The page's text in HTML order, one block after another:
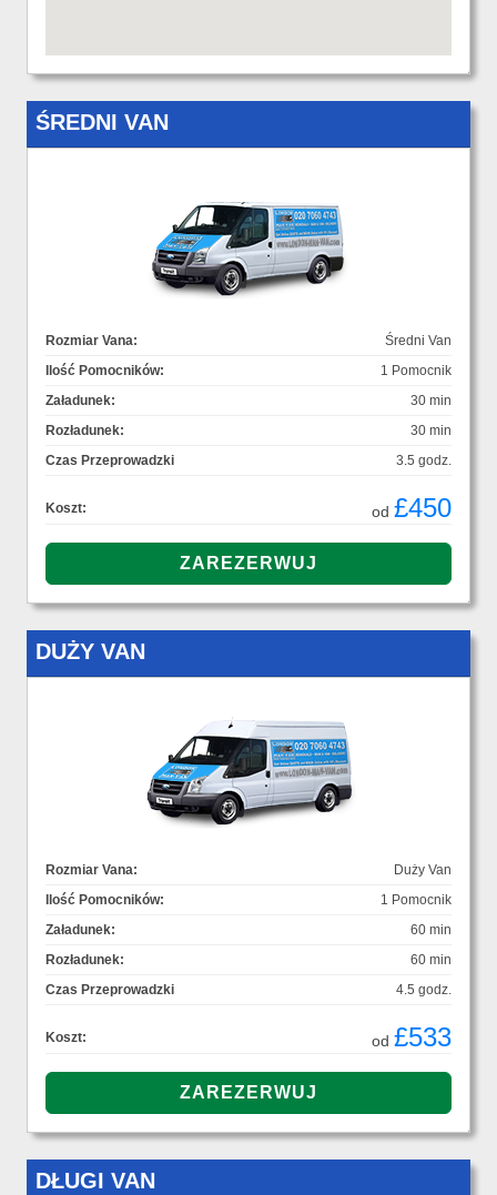
ŚREDNI VAN
Rozmiar Vana:
Średni Van
Ilość Pomocników:
1 Pomocnik
Załadunek:
30 min
Rozładunek:
30 min
Czas Przeprowadzki
3.5 godz.
Koszt: od £450
DUŻY VAN
Rozmiar Vana:
Duży Van
Ilość Pomocników:
1 Pomocnik
Załadunek:
60 min
Rozładunek:
60 min
Czas Przeprowadzki
4.5 godz.
Koszt: od £533
DŁUGI VAN